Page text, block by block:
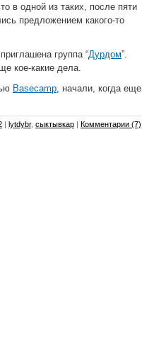
в одной из таких, после пяти
предложением какого-то
группа “Дурдом”.
кое-какие дела.
Basecamp, начали, когда еще
| lytdybr, сыктывкар | Комментарии (7)